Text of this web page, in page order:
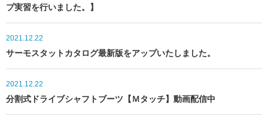
プ実習を行いました。】
2021.12.22
サーモスタットカタログ最新版をアップいたしました。
2021.12.22
分割式ドライブシャフトブーツ【Ｍタッチ】動画配信中